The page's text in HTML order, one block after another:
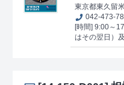
東京都東久留
042-473-
[時間] 9:00～
はその翌日）